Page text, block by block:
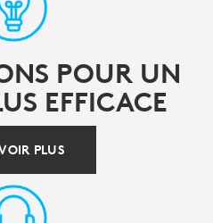
POUR UN
EFFICACE
PLUS